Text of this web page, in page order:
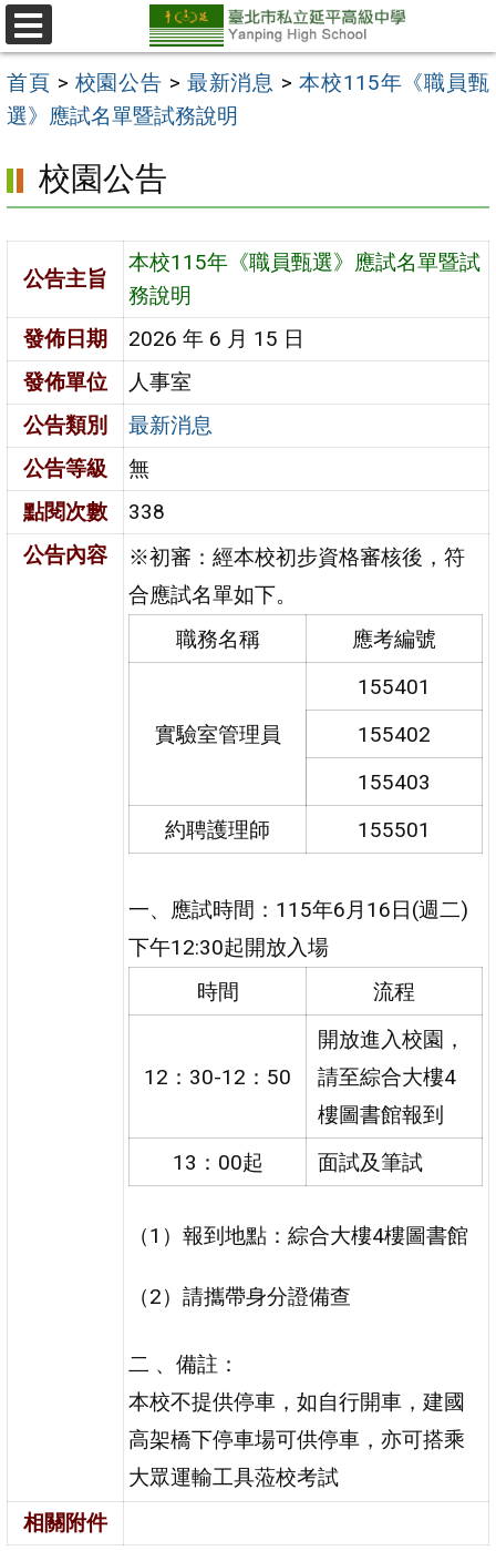
跳
至
主
要
區
選
單
首頁 > 校園公告 > 最新消息 > 本校115年《職員甄
選》應試名單暨試務說明
校園公告
公告主旨
本校115年《職員甄選》應試名單暨試
務說明
發佈日期
2026 年 6 月 15 日
發佈單位
人事室
公告類別
最新消息
公告等級
無
點閱次數
338
公告內容
※初審：經本校初步資格審核後，符
合應試名單如下。
職務名稱
應考編號
實驗室管理員
155401
155402
155403
約聘護理師
155501
一、 應試時間 ：115年6月16日(週二)
下午12:30起開放入場
時間
流程
12：30-12：50
開放進入校園，
請至綜合大樓4
樓圖書館報到
13：00起
面試及筆試
（1）報到地點：綜合大樓4樓圖書館
（2）請攜帶身分證備查
二 、備註：
本校不提供停車，如自行開車，建國
高架橋下停車場可供停車，亦可搭乘
大眾運輸工具蒞校考試
相關附件